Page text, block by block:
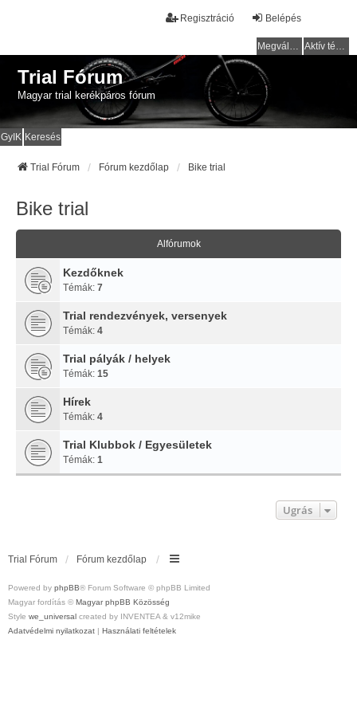
Belépés
Regisztráció
Megválaszolatlan témák Aktív témák
Trial Fórum
Magyar trial kerékpáros fórum
GyIK Keresés
Trial Fórum Fórum kezdőlap Bike trial
Bike trial
Alfórumok
Kezdőknek
Témák: 7
Trial rendezvények, versenyek
Témák: 4
Trial pályák / helyek
Témák: 15
Hírek
Témák: 4
Trial Klubbok / Egyesületek
Témák: 1
Ugrás
Trial Fórum Fórum kezdőlap
Powered by phpBB® Forum Software © phpBB Limited
Magyar fordítás © Magyar phpBB Közösség
Style we_universal created by INVENTEA & v12mike
Adatvédelmi nyilatkozat | Használati feltételek